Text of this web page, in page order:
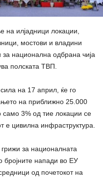
илјадници локации,
мостови и владини
национална одбрана чија
полската ТВП.
на 17 април, ќе го
на приближно 25.000
само 3% од тие локации се
е цивилна инфраструктура.
за националната
бројните напади во ЕУ
од почетокот на